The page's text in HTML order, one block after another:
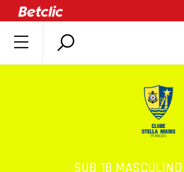
SOBRE A FPB
SUB 18